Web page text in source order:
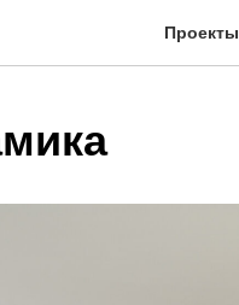
Проекты